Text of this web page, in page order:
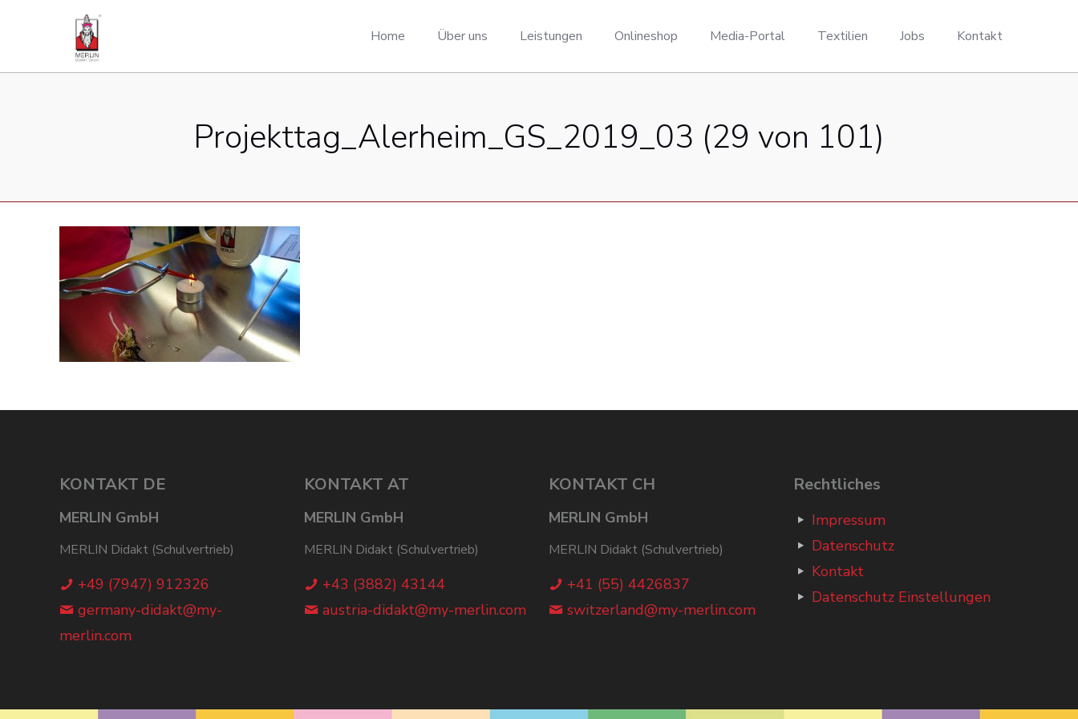
Home Über uns Leistungen Onlineshop Media-Portal Textilien Jobs Kontakt
Projekttag_Alerheim_GS_2019_03 (29 von 101)
KONTAKT DE
MERLIN GmbH
MERLIN Didakt (Schulvertrieb)
+49 (7947) 912326
germany-didakt@my-
merlin.com
KONTAKT AT
MERLIN GmbH
MERLIN Didakt (Schulvertrieb)
+43 (3882) 43144
austria-didakt@my-merlin.com
KONTAKT CH
MERLIN GmbH
MERLIN Didakt (Schulvertrieb)
+41 (55) 4426837
switzerland@my-merlin.com
Rechtliches
Impressum
Datenschutz
Kontakt
Datenschutz Einstellungen